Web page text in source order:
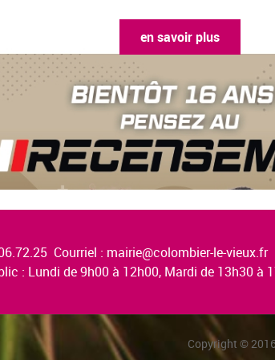
en savoir plus
Courriel : mairie@colombier-le-vieux.fr
: Lundi de 9h00 à 12h00, Mardi de 13h30
Copyright ©